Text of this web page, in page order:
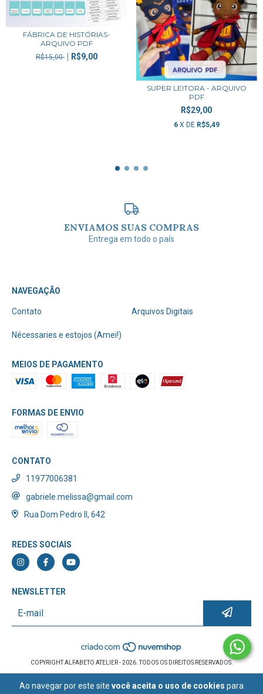
Ao navegar por este site você aceita o uso de cookies para
FÁBRICA DE HISTÓRIAS-
ARQUIVO PDF
R$15,00 R$9,00
SUPER LEITORA - ARQUIVO
PDF
R$29,00
6 X DE R$5,49
ENVIAMOS SUAS COMPRAS
Entrega em todo o país
NAVEGAÇÃO
Contato Arquivos Digitais
Nécessaries e estojos (Amei!)
MEIOS DE PAGAMENTO
FORMAS DE ENVIO
CONTATO
11977006381
gabriele.melissa@gmail.com
Rua Dom Pedro II, 642
REDES SOCIAIS
NEWSLETTER
COPYRIGHT ALFABETO ATELIER - 2026. TODOS OS DIREITOS RESERVADOS.